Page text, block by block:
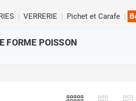
VERRERIE Pichet et Carafe
FORME POISSON